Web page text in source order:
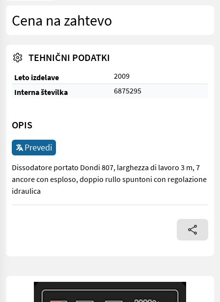
Cena na zahtevo
TEHNIČNI PODATKI
Leto izdelave
2009
Interna številka
6875295
OPIS
Prevedi
Dissodatore portato Dondi 807, larghezza di lavoro 3 m, 7
ancore con esploso, doppio rullo spuntoni con regolazione
idraulica
Dissodatore portato Dondi 807, larghezza di lavoro 3 m, 7